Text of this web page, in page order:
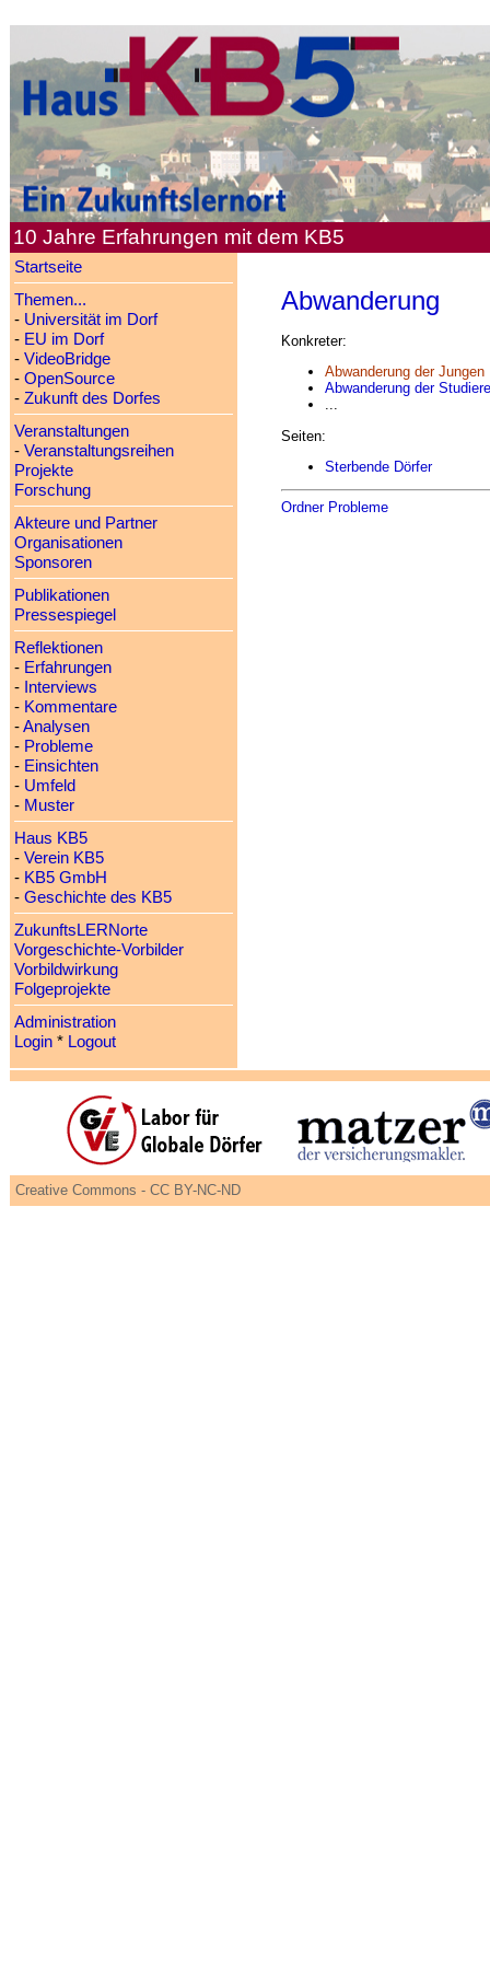
10 Jahre Erfahrungen mit dem KB5
Startseite
Themen...
- Universität im Dorf
- EU im Dorf
- VideoBridge
- OpenSource
- Zukunft des Dorfes
Veranstaltungen
- Veranstaltungsreihen
Projekte
Forschung
Akteure und Partner
Organisationen
Sponsoren
Publikationen
Pressespiegel
Reflektionen
- Erfahrungen
- Interviews
- Kommentare
-Analysen
- Probleme
- Einsichten
- Umfeld
- Muster
Haus KB5
- Verein KB5
- KB5 GmbH
- Geschichte des KB5
ZukunftsLERNorte
Vorgeschichte-Vorbilder
Vorbildwirkung
Folgeprojekte
Administration
Login* Logout
Abwanderung
Konkreter:
Abwanderung der Jungen
Abwanderung der
...
Seiten:
Sterbende Dörfer
Ordner Probleme
Creative Commons - CC BY-NC-ND